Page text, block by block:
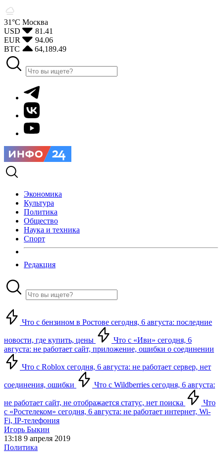
31°С Москва
USD
81.41
EUR
94.06
BTC
64,189.49
Экономика
Культура
Политика
Общество
Наука и техника
Спорт
Редакция
Что с бензином в Ростове сегодня, 6 августа: последние
новости, где купить, цены
Что с «Иви» сегодня, 6
августа: не работает сайт, приложение, ошибки о соединении
Что с Roblox сегодня, 6 августа: не работает сервер, нет
соединения, ошибки Что с Wildberries сегодня, 6 августа:
не работает сайт, не отображается статус, нет поиска
Что
с «Ростелеком» сегодня, 6 августа: не работает интернет, Wi-
Fi, IP-телефония
Игорь Быкин
13:18 9 апреля 2019
Политика